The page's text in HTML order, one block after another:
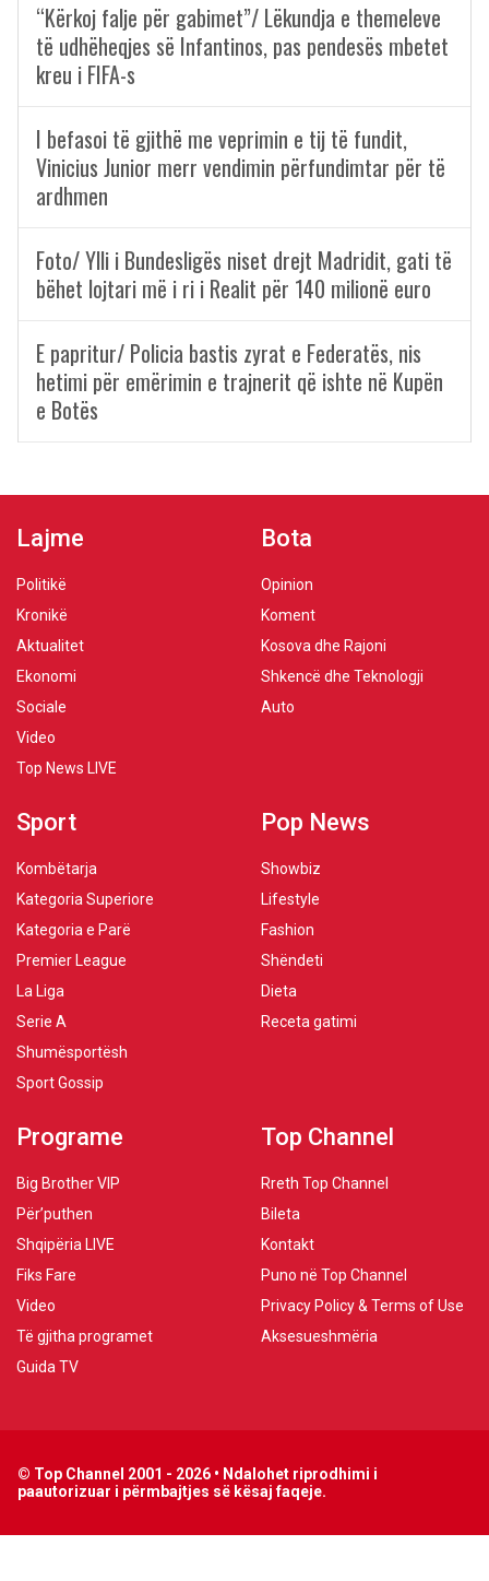
“Kërkoj falje për gabimet”/ Lëkundja e themeleve
të udhëheqjes së Infantinos, pas pendesës mbetet
kreu i FIFA-s
I befasoi të gjithë me veprimin e tij të fundit,
Vinicius Junior merr vendimin përfundimtar për të
ardhmen
Foto/ Ylli i Bundesligës niset drejt Madridit, gati të
bëhet lojtari më i ri i Realit për 140 milionë euro
E papritur/ Policia bastis zyrat e Federatës, nis
hetimi për emërimin e trajnerit që ishte në Kupën
e Botës
Lajme
Politikë
Kronikë
Aktualitet
Ekonomi
Sociale
Video
Top News LIVE
Bota
Opinion
Koment
Kosova dhe Rajoni
Shkencë dhe Teknologji
Auto
Sport
Kombëtarja
Kategoria Superiore
Kategoria e Parë
Premier League
La Liga
Serie A
Shumësportësh
Sport Gossip
Pop News
Showbiz
Lifestyle
Fashion
Shëndeti
Dieta
Receta gatimi
Programe
Big Brother VIP
Për’puthen
Shqipëria LIVE
Fiks Fare
Video
Të gjitha programet
Guida TV
Top Channel
Rreth Top Channel
Bileta
Kontakt
Puno në Top Channel
Privacy Policy & Terms of Use
Aksesueshmëria
© Top Channel 2001 - 2026 • Ndalohet riprodhimi i
paautorizuar i përmbajtjes së kësaj faqeje.